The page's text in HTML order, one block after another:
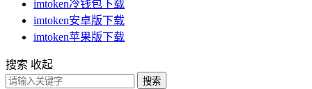
imtoken冷钱包下载
imtoken安卓版下载
imtoken苹果版下载
搜索 收起
搜索